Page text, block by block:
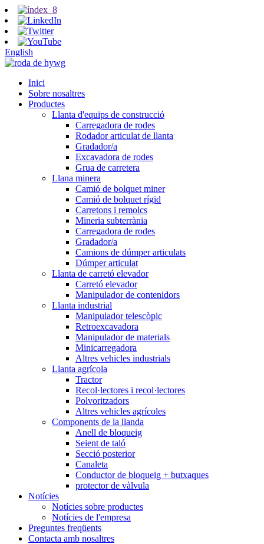
English
Inici
Sobre nosaltres
Productes
Llanta d'equips de construcció
Carregadora de rodes
Rodador articulat de llanta
Gradador/a
Excavadora de rodes
Grua de carretera
Llana minera
Camió de bolquet miner
Camió de bolquet rígid
Carretons i remolcs
Mineria subterrània
Carregadora de rodes
Gradador/a
Camions de dúmper articulats
Dúmper articulat
Llanta de carretó elevador
Carretó elevador
Manipulador de contenidors
Llanta industrial
Manipulador telescòpic
Retroexcavadora
Manipulador de materials
Minicarregadora
Altres vehicles industrials
Llanta agrícola
Tractor
Recol·lectores i recol·lectores
Polvoritzadors
Altres vehicles agrícoles
Components de la llanda
Anell de bloqueig
Seient de taló
Secció posterior
Canaleta
Conductor de bloqueig + butxaques
protector de vàlvula
Notícies
Notícies sobre productes
Notícies de l'empresa
Preguntes freqüents
Contacta amb nosaltres